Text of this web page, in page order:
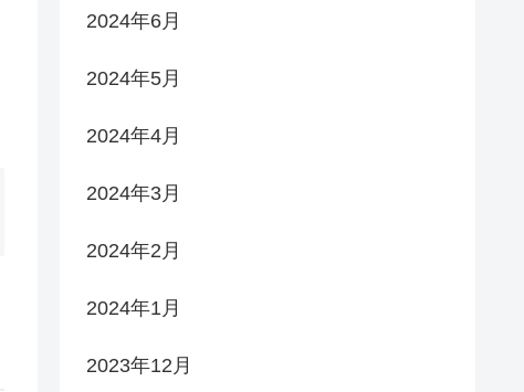
2024年6月
2024年5月
2024年4月
2024年3月
2024年2月
2024年1月
2023年12月